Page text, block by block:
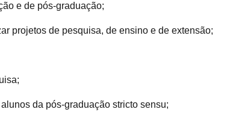
e de pós-graduação;
projetos de pesquisa, de ensino e de extensão;
da pós-graduação stricto sensu;